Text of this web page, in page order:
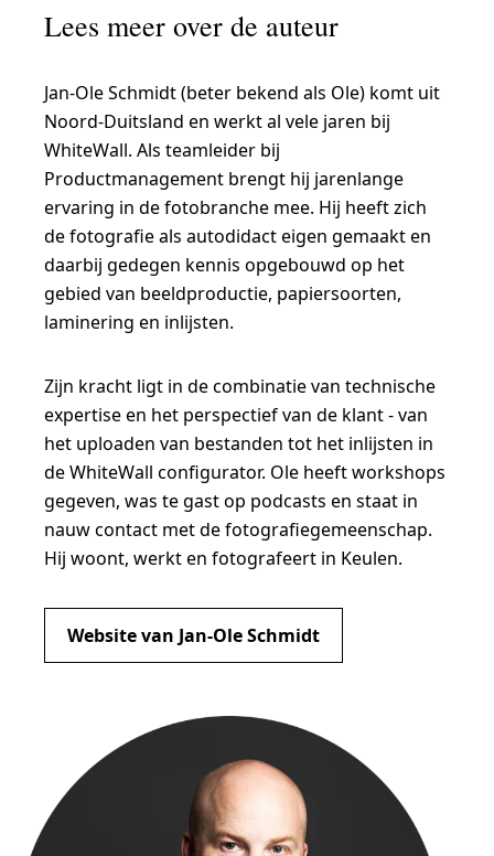
Lees meer over de auteur
Jan-Ole Schmidt (beter bekend als Ole) komt uit
Noord-Duitsland en werkt al vele jaren bij
WhiteWall. Als teamleider bij
Productmanagement brengt hij jarenlange
ervaring in de fotobranche mee. Hij heeft zich
de fotografie als autodidact eigen gemaakt en
daarbij gedegen kennis opgebouwd op het
gebied van beeldproductie, papiersoorten,
laminering en inlijsten.
Zijn kracht ligt in de combinatie van technische
expertise en het perspectief van de klant - van
het uploaden van bestanden tot het inlijsten in
de WhiteWall configurator. Ole heeft workshops
gegeven, was te gast op podcasts en staat in
nauw contact met de fotografiegemeenschap.
Hij woont, werkt en fotografeert in Keulen.
Website van Jan-Ole Schmidt